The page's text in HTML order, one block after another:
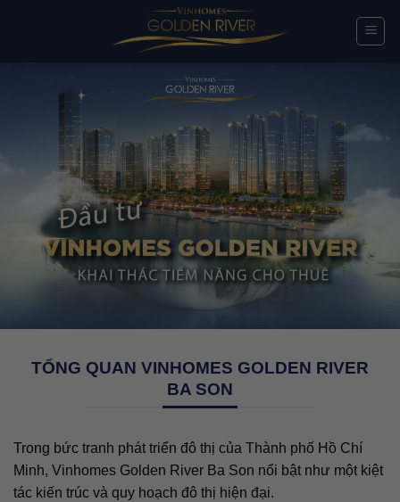
TỔNG QUAN VINHOMES GOLDEN RIVER
BA SON
Trong bức tranh phát triển đô thị của Thành phố Hồ Chí
Minh, Vinhomes Golden River Ba Son nổi bật như một kiệt
tác kiến trúc và quy hoạch đô thị hiện đại.